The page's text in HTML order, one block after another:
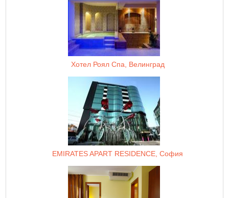
Хотел Роял Спа, Велинград
EMIRATES APART RESIDENCE, София